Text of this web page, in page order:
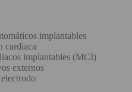
implantables
cardiaca
implantables (MCI)
externos
electrodo